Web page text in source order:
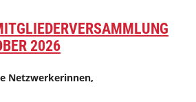
2026
Netzwerkerinnen,